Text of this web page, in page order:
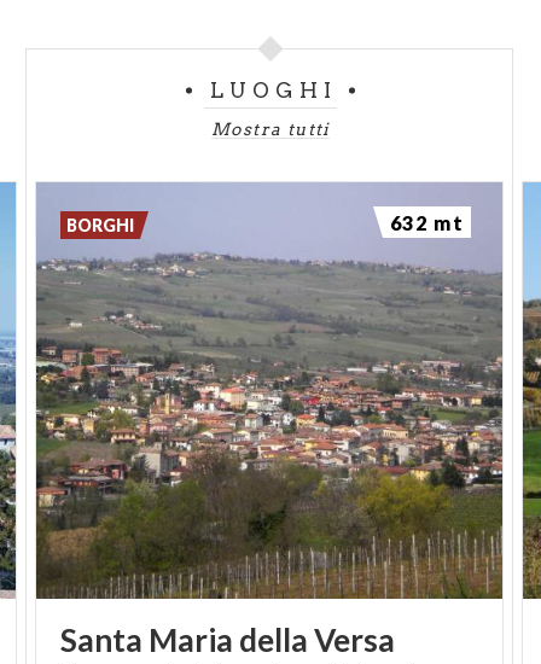
LUOGHI
Mostra tutti
Santa Maria dellaVersa
BORGHI 632 mt